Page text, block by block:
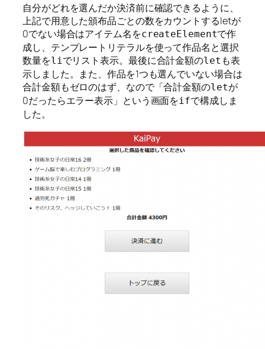
自分がどれを選んだか決済前に確認できるように、
上記で用意した頒布品ごとの数をカウントするletが
0でない場合はアイテム名をcreateElementで作
成し、テンプレートリテラルを使って作品名と選択
数量をli でリスト表示。最後に合計金額のlet も表
示しました。また、作品を1つも選んでいない場合は
合計金額もゼロのはず、なので「合計金額のletが
0だったらエラー表示」という画面をifで構成しま
した。